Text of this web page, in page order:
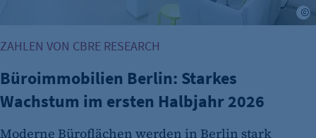
cookie_consent
Dieser Cookie speichert die ausgewählten
Einverständnis-Optionen des Benutzers
Cookie Laufzeit:
ZAHLEN VON CBRE RESEARCH
Büroimmobilien Berlin: Starkes
Wachstum im ersten Halbjahr 2026
Moderne Büroflächen werden in Berlin stark